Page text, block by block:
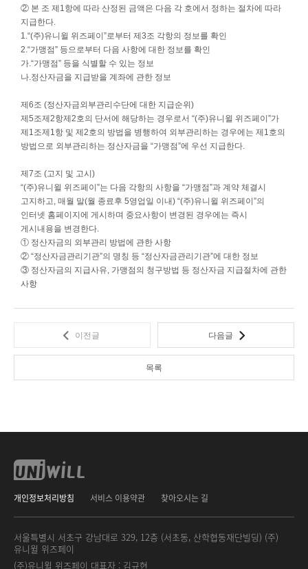
② 본 조 제1항에 따라 산정된 금액은 다음 각 호에서 정하는 절차에 따라
지급한다.
1.“(주)유니윌 위즈페이”로부터 제3조 각항의 정보를 확인
2.“가맹점” 등으로부터 다음 사항에 대한 정보를 확인
가.“가맹점” 등을 식별할 수 있는 정보
나.정산자금을 지급받을 계좌에 관한 정보
제6조 (정산자금외부관리수단에 대한 지급순위)
제5조제2항제2호의 단서에 해당하는 경우로서 “(주)유니윌 위즈페이”가
제1조제1항 및 제2호의 방법을 병행하여 외부관리하는 경우에는 제1호의
방법으로 외부관리하는 정산자금을 “가맹점”에 우선 지급한다.
제7조 (고지 및 고시)
“(주)유니윌 위즈페이”는 다음 각항의 사항을 “가맹점”과 계약 체결시
고지하고, 매월 말(월 종료후 5영업일 이내) “(주)유니윌 위즈페이”의
인터넷 홈페이지에 게시하며 중요사항이 변경된 경우에는 즉시
게시내용을 변경한다.
① 정산자금의 외부관리 방법에 관한 사항
② “정산자금관리기관”의 명칭 등 “정산자금관리기관”에 대한 정보
③ 정산자금의 지급사유, 가맹점의 청구방법 등 정산자금 지급절차에 관한
사항
이전글 다음글
목록
개인정보처리방침 서비스 이용약관 찾아오시는 길
서울특별시 서초구 강남대로 329, 12층 (서초동, 산학협동재단빌딩) (주)
유니윌 위즈페이
(주)유니윌 위즈페이 대표자 : 김규현